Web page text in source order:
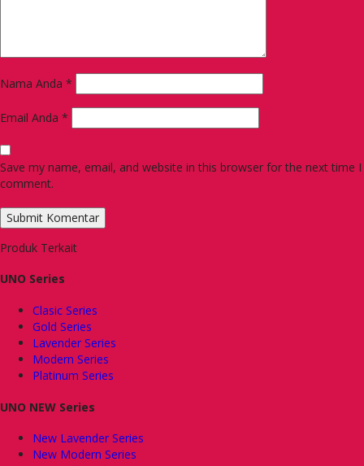
Nama Anda *
Email Anda *
Save my name, email, and website in this browser for the next time I
comment.
Produk Terkait
UNO Series
Clasic Series
Gold Series
Lavender Series
Modern Series
Platinum Series
UNO NEW Series
New Lavender Series
New Modern Series